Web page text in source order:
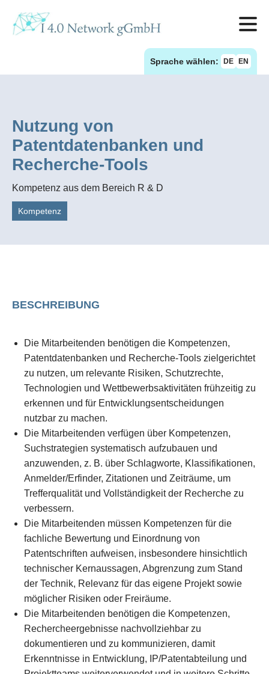
Sprache wählen: DE EN
Nutzung von
Patentdatenbanken und
Recherche-Tools
Kompetenz aus dem Bereich R & D
Kompetenz
BESCHREIBUNG
Die Mitarbeitenden benötigen die Kompetenzen,
Patentdatenbanken und Recherche-Tools zielgerichtet
zu nutzen, um relevante Risiken, Schutzrechte,
Technologien und Wettbewerbsaktivitäten frühzeitig zu
erkennen und für Entwicklungsentscheidungen
nutzbar zu machen.
Die Mitarbeitenden verfügen über Kompetenzen,
Suchstrategien systematisch aufzubauen und
anzuwenden, z. B. über Schlagworte, Klassifikationen,
Anmelder/Erfinder, Zitationen und Zeiträume, um
Trefferqualität und Vollständigkeit der Recherche zu
verbessern.
Die Mitarbeitenden müssen Kompetenzen für die
fachliche Bewertung und Einordnung von
Patentschriften aufweisen, insbesondere hinsichtlich
technischer Kernaussagen, Abgrenzung zum Stand
der Technik, Relevanz für das eigene Projekt sowie
möglicher Risiken oder Freiräume.
Die Mitarbeitenden benötigen die Kompetenzen,
Rechercheergebnisse nachvollziehbar zu
dokumentieren und zu kommunizieren, damit
Erkenntnisse in Entwicklung, IP/Patentabteilung und